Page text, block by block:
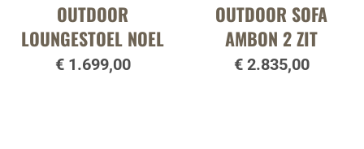
OUTDOOR
LOUNGESTOEL NOEL
€ 1.699,00
OUTDOOR SOFA
AMBON 2 ZIT
€ 2.835,00